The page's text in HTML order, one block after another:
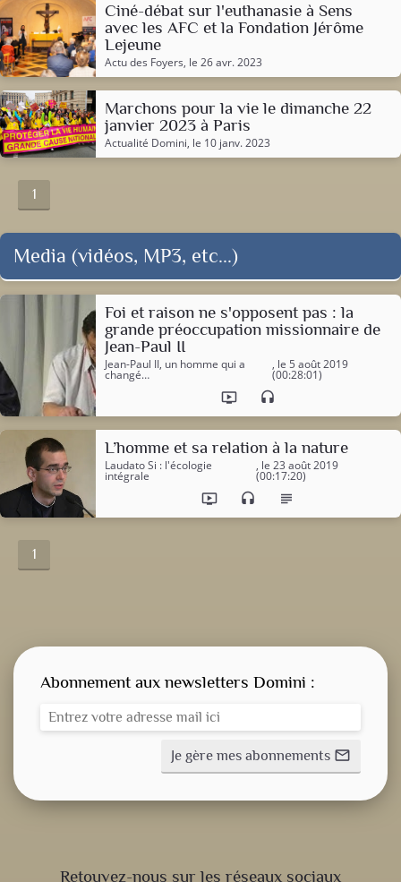
Ciné-débat sur l'euthanasie à Sens
avec les AFC et la Fondation Jérôme
Lejeune
Actu des Foyers, le 26 avr. 2023
Marchons pour la vie le dimanche 22
janvier 2023 à Paris
Actualité Domini, le 10 janv. 2023
1
Media (vidéos, MP3, etc...)
Foi et raison ne s'opposent pas : la
grande préoccupation missionnaire de
Jean-Paul II
Jean-Paul II, un homme qui a
changé…
, le 5 août 2019
(00:28:01)
ondemand_video headset
L’homme et sa relation à la nature
Laudato Si : l'écologie
intégrale
, le 23 août 2019
(00:17:20)
ondemand_video headset subject
1
Retouvez-nous sur les réseaux sociaux
Abonnement aux newsletters Domini :
Je gère mes abonnements mail_outline